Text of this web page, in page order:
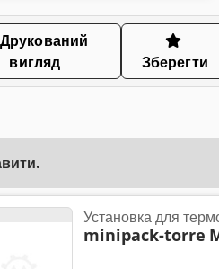
Друкований
вигляд
Зберегти
Установка для
minipack-torre